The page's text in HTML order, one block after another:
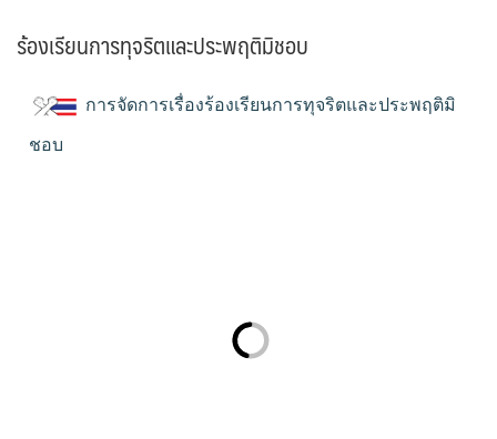
ร้องเรียนการทุจริตและประพฤติมิชอบ
การจัดการเรื่องร้องเรียนการทุจริตและประพฤติมิ
ชอบ